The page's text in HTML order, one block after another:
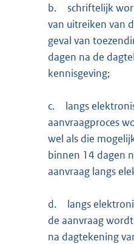
b.
schriftelijk
van uitreiken van
geval van
dagen na de
kennisgeving;
c.
langs
aanvraagproces
wel als die
binnen 14 dagen
aanvraag langs
d.
langs
de aanvraag
na dagtekening